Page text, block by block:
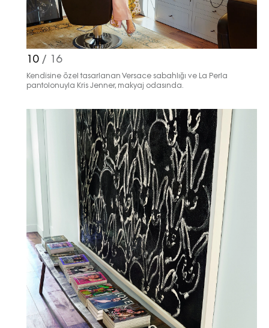
10/ 16
Kendisine özel tasarlanan Versace sabahlığı ve La Perla
pantolonuyla Kris Jenner, makyaj odasında.